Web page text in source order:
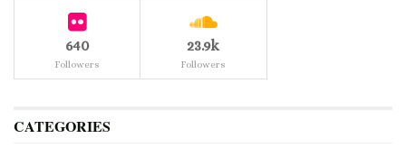
640
Followers
23.9k
Followers
CATEGORIES